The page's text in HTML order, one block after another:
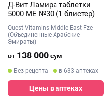
Д-Вит Ламира таблетки
5000 МЕ №30 (1 блистер)
Quest Vitamins Middle East Fze
(Объединенные Арабские
Эмираты)
от 138 000сум
Без рецепта в 633 аптеках
Цены в аптеках